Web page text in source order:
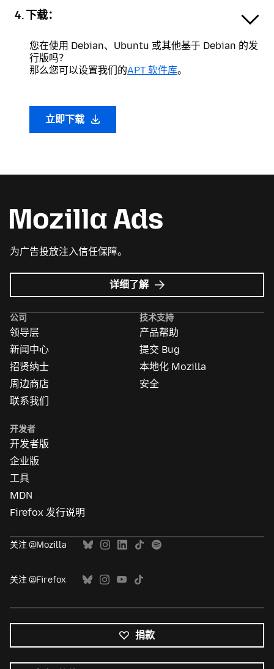
4. 下载：
您在使用 Debian、Ubuntu 或其他基于 Debian 的发
行版吗？
那么您可以设置我们的APT 软件库。
立即下载
为广告投放注入信任保障。
详细了解 Mozilla
广
公司
领导层
新闻中心
招贤纳士
周边商店
联系我们
技术支持
产品帮助
提交 Bug
本地化 Mozilla
安全
开发者
开发者版
企业版
工具
MDN
Firefox 发行说明
关注 @Mozilla
关注 @Firefox
捐款
有